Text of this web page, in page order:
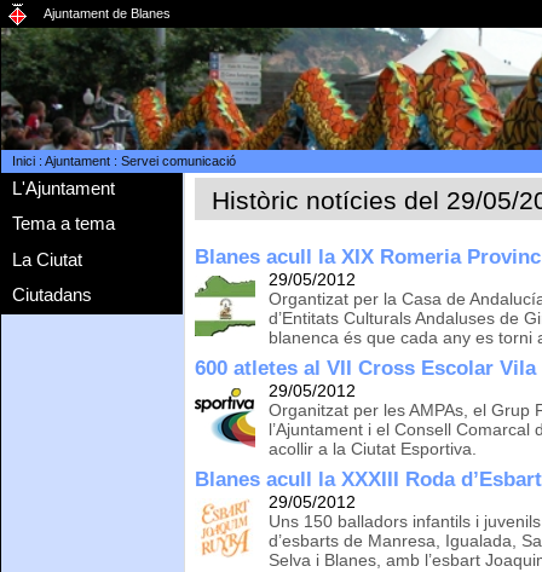
Ajuntament de Blanes
Inici: Ajuntament: Servei comunicació
L'Ajuntament
Tema a tema
La Ciutat
Ciutadans
Històric notícies del 29/05/
Blanes acull la XIX Romeria
29/05/2012
Organtizat per la Casa de
d’Entitats Culturals Andaluses de
blanenca és que cada any es
600 atletes al VII Cross Escolar Vila
29/05/2012
Organitzat per les AMPAs, el Grup
l’Ajuntament i el Consell
acollir a la Ciutat Esportiva.
Blanes acull la XXXIII Roda
29/05/2012
Uns 150 balladors infantils i
d’esbarts de Manresa, Igualada,
Selva i Blanes, amb l’esbart